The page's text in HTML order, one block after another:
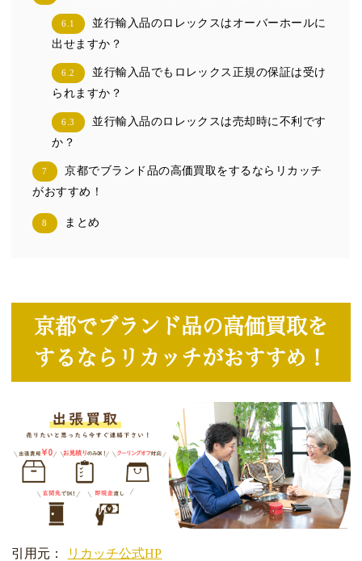
6.1
並行輸入品のロレックスはオーバーホールに
出せますか？
6.2
並行輸入品でもロレックス正規の保証は受け
られますか？
6.3
並行輸入品のロレックスは売却時に不利です
か？
7
京都でブランド品の高価買取をするならリカッチ
がおすすめ！
8 まとめ
京都でブランド品の高価買取を
するならリカッチがおすすめ！
引用元： リカッチ公式HP